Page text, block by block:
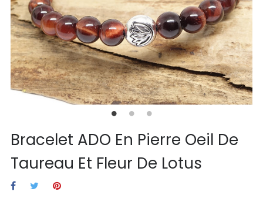
Bracelet ADO En Pierre Oeil De
Taureau Et Fleur De Lotus